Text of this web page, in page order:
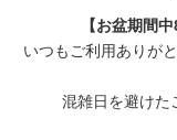
【お盆期間
いつもご利用ありが
混雑日を避けた